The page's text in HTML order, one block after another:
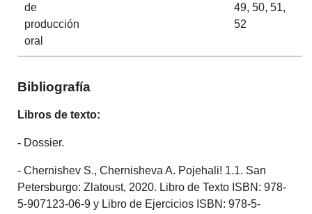
de
producción
oral
49, 50, 51,
52
Bibliografía
Libros de texto:
- Dossier.
- Chernishev S., Chernisheva A. Pojehali! 1.1. San
Petersburgo: Zlatoust, 2020. Libro de Texto ISBN:978-
5-907123-06-9 y Libro de Ejercicios ISBN:978-5-